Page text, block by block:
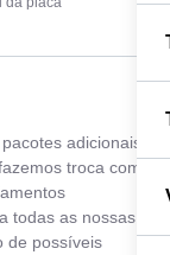
adicionais
troca com
todas as nossas
de possíveis